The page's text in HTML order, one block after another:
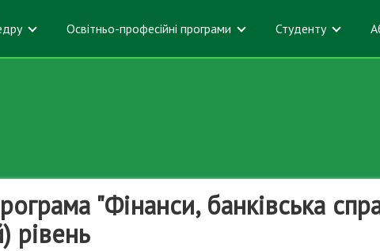
Освітньо-професійні програми Студенту
"Фінанси, банківська
рівень